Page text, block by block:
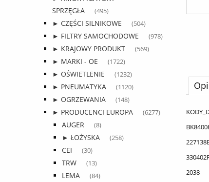
SPRZĘGŁA
(495)
► CZĘŚCI SILNIKOWE (504)
► FILTRY SAMOCHODOWE (978)
► KRAJOWY PRODUKT (569)
► MARKI - OE (1722)
► OŚWIETLENIE (1232)
► PNEUMATYKA (1120)
► OGRZEWANIA (148)
► PRODUCENCI EUROPA (6277)
AUGER (8)
► ŁOŻYSKA (258)
CEI (30)
TRW (13)
LEMA (84)
2038